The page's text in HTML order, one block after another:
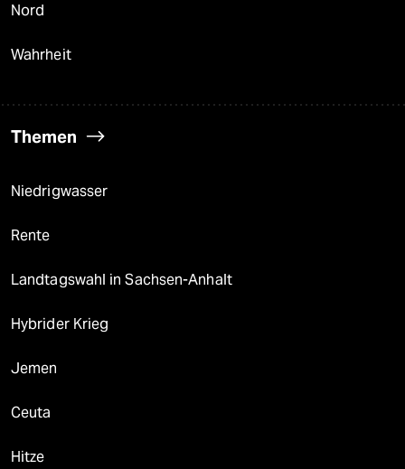
Nord
Wahrheit
Themen
Niedrigwasser
Rente
Landtagswahl in Sachsen-Anhalt
Hybrider Krieg
Jemen
Ceuta
Hitze